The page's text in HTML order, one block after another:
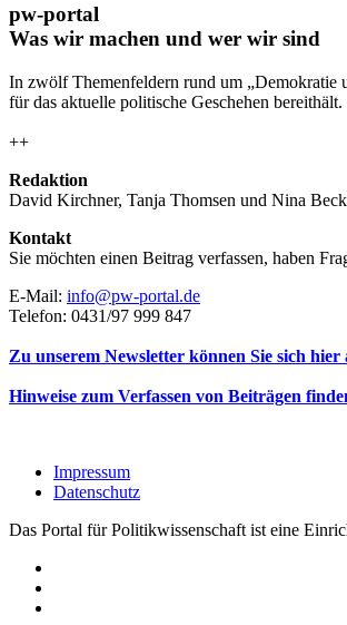
pw-portal
Was wir machen und wer wir sind
In zwölf Themenfeldern rund um „Demokratie
für das aktuelle politische Geschehen bereithält.
++
Redaktion
David Kirchner, Tanja Thomsen und Nina
Kontakt
Sie möchten einen Beitrag verfassen, haben
E-Mail: info@pw-portal.de
Telefon: 0431/97 999 847
Zu unserem Newsletter können Sie sich hier
Hinweise zum Verfassen von Beiträgen
Impressum
Datenschutz
Das Portal für Politikwissenschaft ist eine